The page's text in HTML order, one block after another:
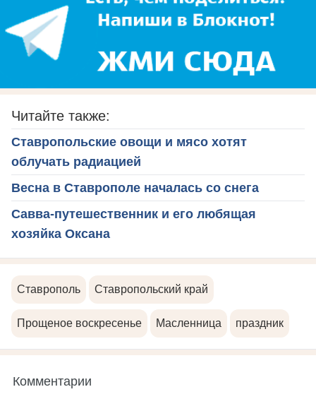
Читайте также:
Ставропольские овощи и мясо хотят
облучать радиацией
Весна в Ставрополе началась со снега
Савва-путешественник и его любящая
хозяйка Оксана
Ставрополь Ставропольский край
Прощеное воскресенье Масленница праздник
Комментарии